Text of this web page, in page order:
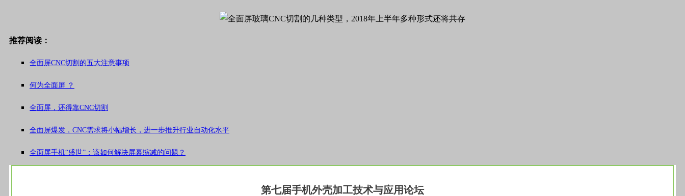
推荐阅读：
全面屏CNC切割的五大注意事项
何为全面屏 ？
全面屏，还得靠CNC切割
全面屏爆发，CNC需求将小幅增长，进一步推升行业自动化水平
全面屏手机“盛世”：该如何解决屏幕缩减的问题？
第七届手机外壳加工技术与应用论坛